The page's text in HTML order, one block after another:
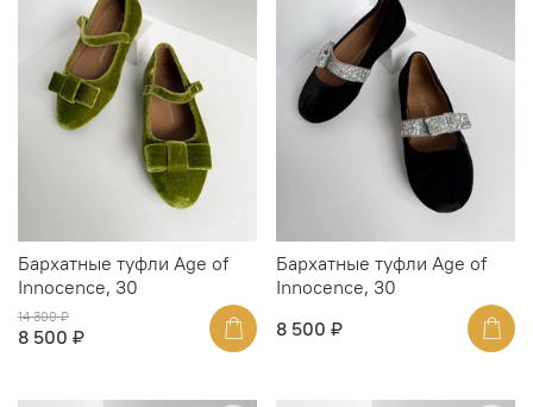
Бархатные туфли Age of
Innocence, 30
14 300 ₽
8 500 ₽
Бархатные туфли Age of
Innocence, 30
8 500 ₽